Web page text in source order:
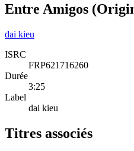
Entre Amigos
dai kieu
ISRC
FRP621716260
Durée
3:25
Label
dai kieu
Titres associés